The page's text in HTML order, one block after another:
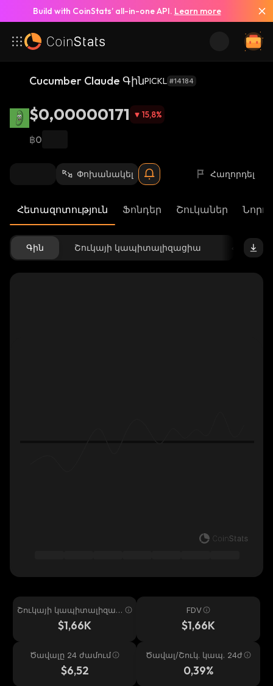
Build with CoinStats’ all-in-one API. Learn more
Cucumber Claude ԳինPICKL #14184
$0,00000171 15,8%
฿0
Փոխանակել Հաղորդել
Հետազոտություն Ֆոնդեր Շուկաներ
Գին Շուկայի կապիտալիզացիա
Շուկայի կապիտալիզաց
$1,66K
FDV
$1,66K
Ծավալը 24 ժամում
$6,52
Ծավալ/Շուկ. կապ. 24ժ
0,39%